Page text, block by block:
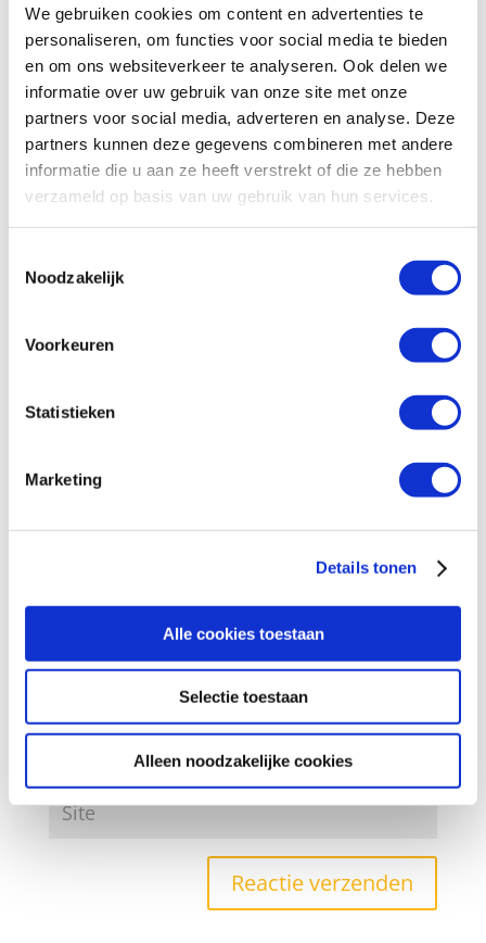
We gebruiken cookies om content en advertenties te
personaliseren, om functies voor social media te bieden
en om ons websiteverkeer te analyseren. Ook delen we
informatie over uw gebruik van onze site met onze
partners voor social media, adverteren en analyse. Deze
partners kunnen deze gegevens combineren met andere
informatie die u aan ze heeft verstrekt of die ze hebben
verzameld op basis van uw gebruik van hun services.
Noodzakelijk
Voorkeuren
Statistieken
Marketing
Details tonen
Alle cookies toestaan
Selectie toestaan
Alleen noodzakelijke cookies
minuten in de smoothie weken, zodat ze
optimaal verteerd kunnen worden.
Weet jij een super lekkere smoothie? En wil je die
met Healthiness delen? Laat dan hieronder een
reactie achter!
Reactie verzenden
Vereiste velden zijn gemarkeerd met